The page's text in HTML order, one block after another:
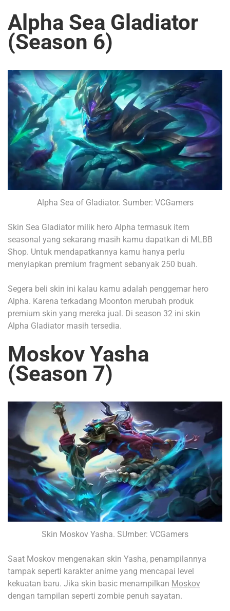
Alpha Sea Gladiator
(Season 6)
Alpha Sea of Gladiator. Sumber: VCGamers
Skin Sea Gladiator milik hero Alpha termasuk item
seasonal yang sekarang masih kamu dapatkan di MLBB
Shop. Untuk mendapatkannya kamu hanya perlu
menyiapkan premium fragment sebanyak 250 buah.
Segera beli skin ini kalau kamu adalah penggemar hero
Alpha. Karena terkadang Moonton merubah produk
premium skin yang mereka jual. Di season 32 ini skin
Alpha Gladiator masih tersedia.
Moskov Yasha
(Season 7)
Skin Moskov Yasha. SUmber: VCGamers
Saat Moskov mengenakan skin Yasha, penampilannya
tampak seperti karakter anime yang mencapai level
kekuatan baru. Jika skin basic menampilkan Moskov
dengan tampilan seperti zombie penuh sayatan.